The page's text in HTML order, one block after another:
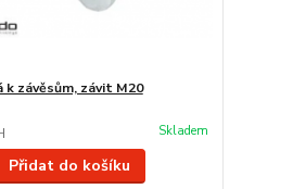
závěsům, závit M20
Skladem
Přidat do košíku